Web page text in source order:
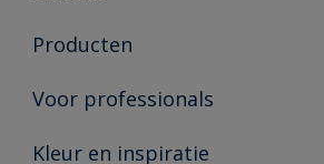
Over Sikkens
Duurzaamheid
Producten
Producten voor binnen
Vind je verkooppunt
Voor professionals
Advies & service
Kleur en inspiratie